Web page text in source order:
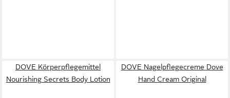
DOVE Körperpflegemittel
Nourishing Secrets Body Lotion
DOVE Nagelpflegecreme Dove
Hand Cream Original